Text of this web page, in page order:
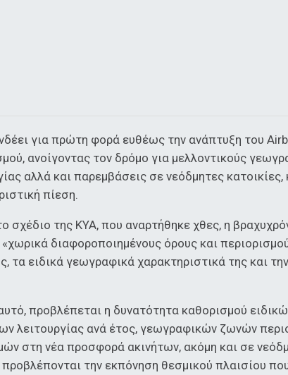
για πρώτη φορά ευθέως την ανάπτυξη του
ανοίγοντας τον δρόμο για μελλοντικούς
αλλά και παρεμβάσεις σε νεόδμητες
πίεση.
σχέδιο της ΚΥΑ, που αναρτήθηκε χθες, η
διαφοροποιημένους όρους και
τα ειδικά γεωγραφικά χαρακτηριστικά της και
προβλέπεται η δυνατότητα καθορισμού
λειτουργίας ανά έτος, γεωγραφικών ζωνών
στη νέα προσφορά ακινήτων, ακόμη και σε
την εκπόνηση θεσμικού πλαισίου